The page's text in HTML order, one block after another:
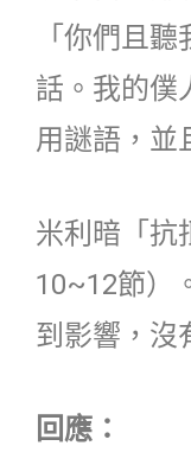
「你們且
話。我的僕
用謎語，並
米利暗「抗
10~12節）
到影響，沒
回應：